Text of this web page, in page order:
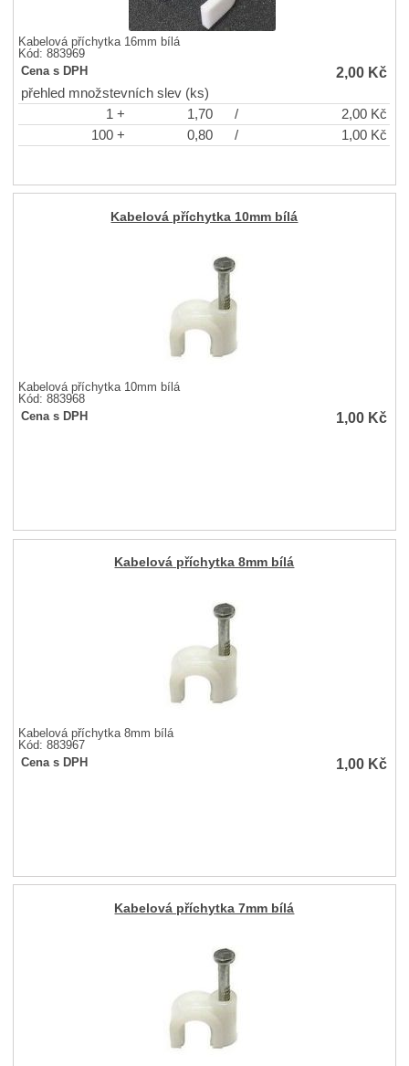
Kabelová příchytka 16mm bílá
Kód: 883969
Cena s DPH
2,00 Kč
přehled množstevních slev (ks)
1 +
1,70 / 2,00 Kč
100 +
0,80 / 1,00 Kč
Kabelová příchytka 10mm bílá
Kabelová příchytka 10mm bílá
Kód: 883968
Cena s DPH
1,00 Kč
Kabelová příchytka 8mm bílá
Kabelová příchytka 8mm bílá
Kód: 883967
Cena s DPH
1,00 Kč
Kabelová příchytka 7mm bílá